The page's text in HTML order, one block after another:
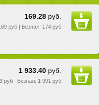
169.28 руб.
руб | Безнал: 174 руб
1 933.40 руб.
руб | Безнал: 1 991 руб